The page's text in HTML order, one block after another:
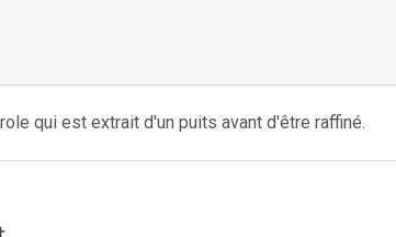
qui est extrait d'un puits avant d'être raffiné.